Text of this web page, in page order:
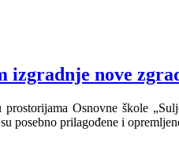
nove
Osnovne škole
posebno prilagođene i